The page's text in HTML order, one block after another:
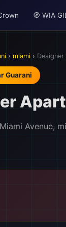
🧭 WIA GIL
› miami ›
Avenue,